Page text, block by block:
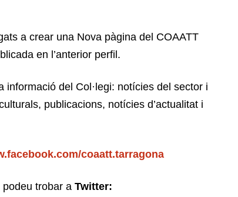
a crear una Nova pàgina del COAATT
en l’anterior perfil.
informació del Col·legi: notícies del sector i
publicacions, notícies d’actualitat i
coaatt.tarragona
trobar a Twitter: